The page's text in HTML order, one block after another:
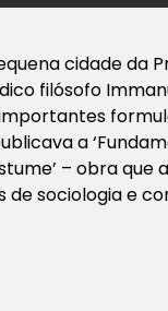
cidade da
filósofo
a
– obra que
sociologia e